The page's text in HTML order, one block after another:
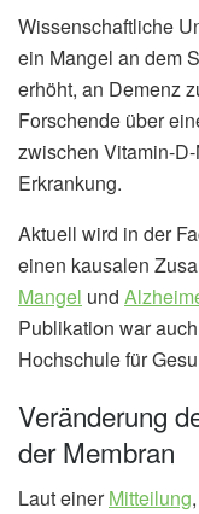
Wissenschaftliche
ein Mangel an dem
erhöht, an Demenz
Forschende über
zwischen Vitamin-
Erkrankung.
Aktuell wird in der
einen kausalen
Mangel und
Publikation war
Hochschule für
Veränderung
der Membran
Laut einerMitteilung